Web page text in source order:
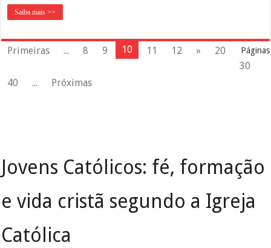
Saiba mais >>
Páginas
Primeiras ... 8 9 10 11 12 »
20
30
40
... Próximas
Jovens Católicos: fé, formação
e vida cristã segundo a Igreja
Católica